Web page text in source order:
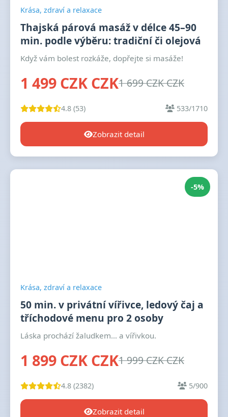
Krása, zdraví a relaxace
Thajská párová masáž v délce 45–90
min. podle výběru: tradiční či olejová
Když vám bolest rozkáže, dopřejte si masáže!
1 499 CZK CZK1 699 CZK CZK
4.8 (53) 533/1710
Zobrazit detail
-5%
Krása, zdraví a relaxace
50 min. v privátní vířivce, ledový čaj a
tříchodové menu pro 2 osoby
Láska prochází žaludkem… a vířivkou.
1 899 CZK CZK1 999 CZK CZK
4.8 (2382) 5/900
Zobrazit detail